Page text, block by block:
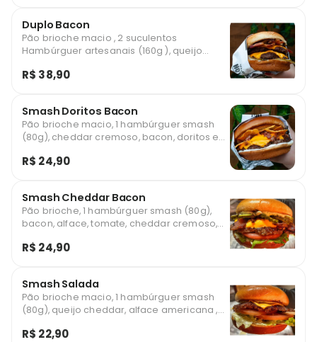
Duplo Bacon
Pão brioche macio , 2 suculentos
Hambúrguer artesanais (160g ), queijo
cheddar cremoso, cebola roxa, e molho
R$ 38,90
Smash Doritos Bacon
Pão brioche macio, 1 hambúrguer smash
(80g), cheddar cremoso, bacon, doritos e
sabor único.
R$ 24,90
Smash Cheddar Bacon
Pão brioche, 1 hambúrguer smash (80g),
bacon, alface, tomate, cheddar cremoso,
hambúrguer com muito bacon.
R$ 24,90
Smash Salada
Pão brioche macio, 1 hambúrguer smash
(80g), queijo cheddar, alface americana ,
Delicioso hambúrguer.
R$ 22,90